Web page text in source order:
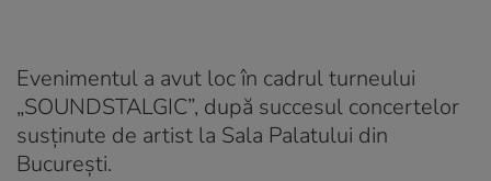
Evenimentul a avut loc în cadrul turneului
„SOUNDSTALGIC”, după succesul concertelor
susținute de artist la Sala Palatului din
București.